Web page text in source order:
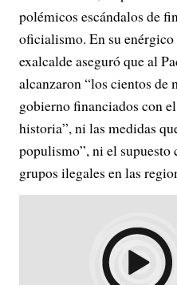
polémicos escándalos de
oficialismo. En su
exalcalde aseguró que al
alcanzaron “los cientos de
gobierno financiados con
historia”, ni las medidas
populismo”, ni el
grupos ilegales en las